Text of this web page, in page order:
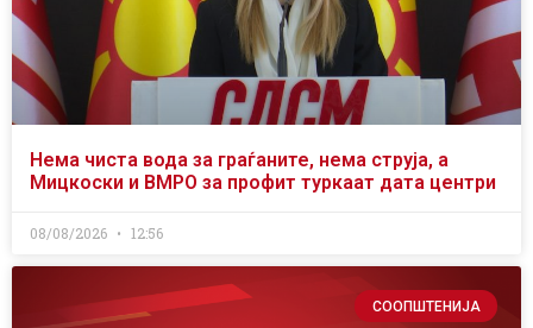
Нема чиста вода за граѓаните, нема струја, а
Мицкоски и ВМРО за профит туркаат дата центри
08/08/2026 12:56
СООПШТЕНИЈА